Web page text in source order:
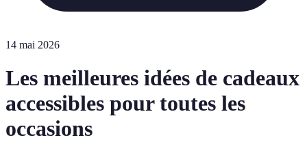
14 mai 2026
Les meilleures idées de cadeaux
accessibles pour toutes les
occasions